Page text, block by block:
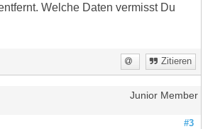
Welche Daten vermisst Du
Zitieren
Junior Member
#3